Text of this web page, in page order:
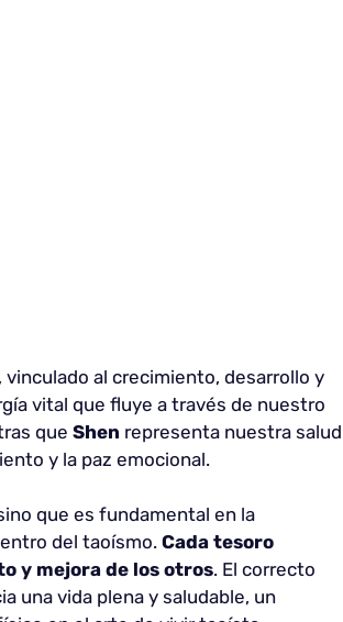
al crecimiento, desarrollo y
vital que fluye a través de nuestro
que Shen representa nuestra salud
y la paz emocional.
que es fundamental en la
del taoísmo. Cada tesoro
y mejora de los otros. El correcto
una vida plena y saludable, un